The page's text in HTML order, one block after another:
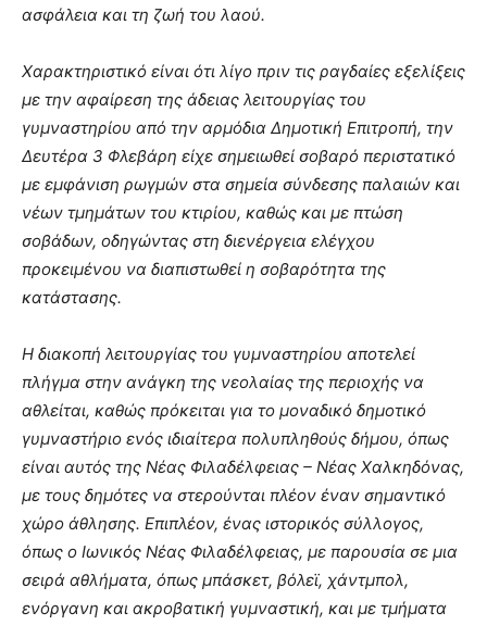
ασφάλεια και τη ζωή του λαού.
Χαρακτηριστικό είναι ότι λίγο πριν τις ραγδαίες εξελίξεις
με την αφαίρεση της άδειας λειτουργίας του
γυμναστηρίου από την αρμόδια Δημοτική Επιτροπή, την
Δευτέρα 3 Φλεβάρη είχε σημειωθεί σοβαρό περιστατικό
με εμφάνιση ρωγμών στα σημεία σύνδεσης παλαιών και
νέων τμημάτων του κτιρίου, καθώς και με πτώση
σοβάδων, οδηγώντας στη διενέργεια ελέγχου
προκειμένου να διαπιστωθεί η σοβαρότητα της
κατάστασης.
Η διακοπή λειτουργίας του γυμναστηρίου αποτελεί
πλήγμα στην ανάγκη της νεολαίας της περιοχής να
αθλείται, καθώς πρόκειται για το μοναδικό δημοτικό
γυμναστήριο ενός ιδιαίτερα πολυπληθούς δήμου, όπως
είναι αυτός της Νέας Φιλαδέλφειας – Νέας Χαλκηδόνας,
με τους δημότες να στερούνται πλέον έναν σημαντικό
χώρο άθλησης. Επιπλέον, ένας ιστορικός σύλλογος,
όπως ο Ιωνικός Νέας Φιλαδέλφειας, με παρουσία σε μια
σειρά αθλήματα, όπως μπάσκετ, βόλεϊ, χάντμπολ,
ενόργανη και ακροβατική γυμναστική, και με τμήματα